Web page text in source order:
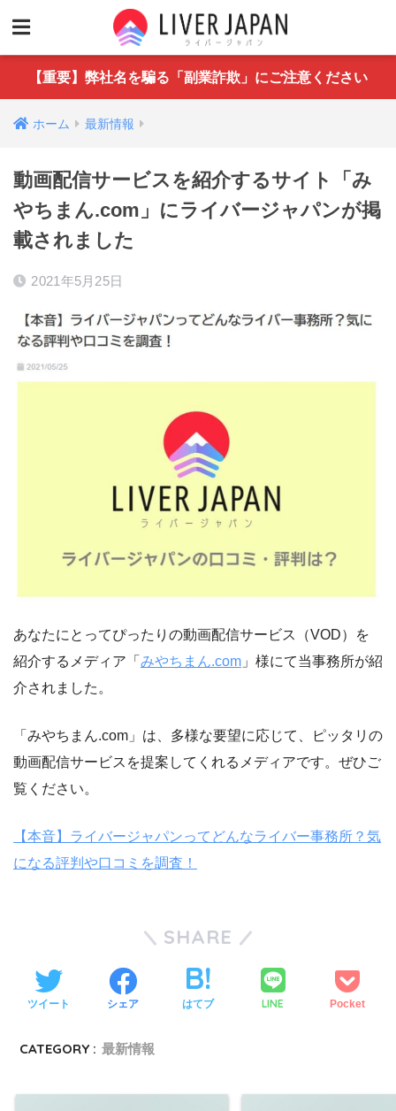
【重要】弊社名を騙る「副業詐欺」にご注意ください
ホーム 最新情報
動画配信サービスを紹介するサイト「み
やちまん.com」にライバージャパンが掲
載されました
2021年5月25日
あなたにとってぴったりの動画配信サービス（VOD）を
紹介するメディア「 みやちまん.com 」様にて当事務所が紹
介されました。
「みやちまん.com」は、多様な要望に応じて、ピッタリの
動画配信サービスを提案してくれるメディアです。ぜひご
覧ください。
【本音】ライバージャパンってどんなライバー事務所？気
になる評判や口コミを調査！
SHARE
ツイート シェア はてブ LINE Pocket
CATEGORY : 最新情報